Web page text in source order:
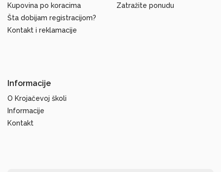
Kupovina po koracima
Šta dobijam registracijom?
Kontakt i reklamacije
Zatražite ponudu
Informacije
O Krojačevoj školi
Informacije
Kontakt